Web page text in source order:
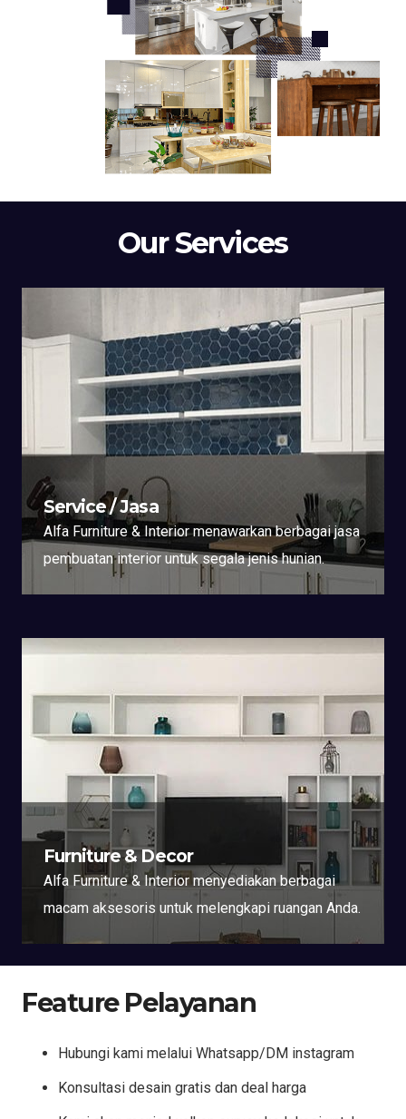
Our Services
Service / Jasa
Alfa Furniture & Interior menawarkan berbagai jasa
pembuatan interior untuk segala jenis hunian.
Furniture & Decor
Alfa Furniture & Interior menyediakan berbagai
macam aksesoris untuk melengkapi ruangan Anda.
Feature Pelayanan
Hubungi kami melalui Whatsapp/DM instagram
Konsultasi desain gratis dan deal harga